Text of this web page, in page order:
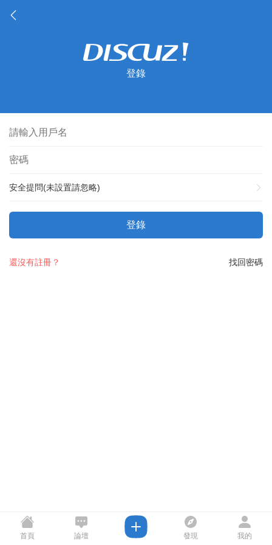
登錄
安全提問(未設置請忽略)
登錄
找回密碼
還沒有註冊？
首頁 論壇 發現 我的